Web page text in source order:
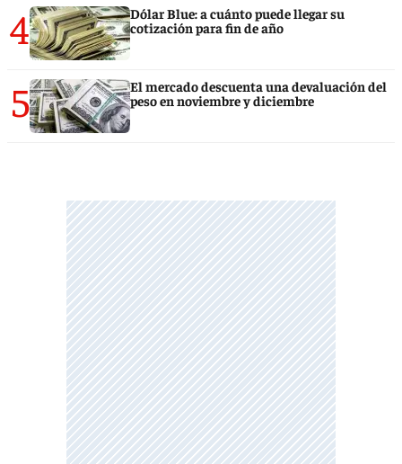
4
Dólar Blue: a cuánto puede llegar su
cotización para fin de año
5
El mercado descuenta una devaluación del
peso en noviembre y diciembre